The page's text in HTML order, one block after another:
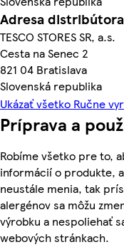
Adresa distribútora
TESCO STORES SR, a.s.
Cesta na Senec 2
821 04 Bratislava
Slovenská republika
Ukázať všetko Ručne
Príprava a
Robíme všetko pre to,
informácií o produkte,
neustále menia, tak
alergénov sa môžu
výrobku a nespoliehať
webových stránkach.